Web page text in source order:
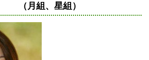
月組、星組）